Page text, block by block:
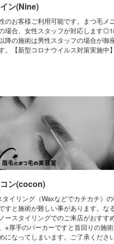
ン(Nine)
のお客様ご利用可能です。まつ毛メ
場合、女性スタッフが対応します
降の施術は男性スタッフの場合が御
。【新型コロナウイルス対策実施中】
ン(cocon)
タイリング（Waxなどでカチカチ）
すと施術が難しい事があります。な
ースタイリングでのご来店がおすす
※厚手のパーカーですと首回りの施
になってしまいます。ご了承ください